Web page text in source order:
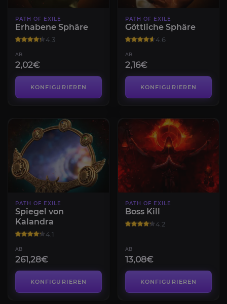
PATH OF EXILE
Erhabene Sphäre
4.3
AB
2,02€
KONFIGURIEREN
PATH OF EXILE
Göttliche Sphäre
4.6
AB
2,16€
KONFIGURIEREN
PATH OF EXILE
Spiegel von
Kalandra
4.1
AB
261,28€
KONFIGURIEREN
PATH OF EXILE
Boss Kill
4.2
AB
13,08€
KONFIGURIEREN